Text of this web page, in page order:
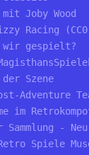
Joby Wood
Racing
wir gespielt?
Szene
Adventure
im
-
Spiele